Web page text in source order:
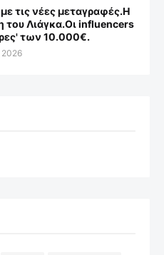
τις νέες μεταγραφές.Η
του Λιάγκα.Οι influencers
των 10.000€.
2026